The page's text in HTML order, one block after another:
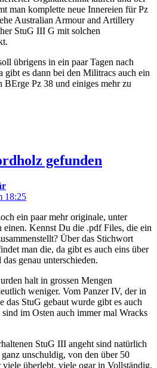
man komplette neue Innereien für Pz
Australian Armour and Artillery
StuG III G mit solchen
übrigens in ein paar Tagen nach
gibt es dann bei den Militracs auch ein
BErge Pz 38 und einiges mehr zu
gefunden
18:25
ein paar mehr originale, unter
einen. Kennst Du die .pdf Files, die ein
Über das Stichwort
man die, da gibt es auch eins über
genau unterschieden.
halt in grossen Mengen
weniger. Vom Panzer IV, der in
das StuG gebaut wurde gibt es auch
im Osten auch immer mal Wracks
StuG III angeht sind natürlich
unschuldig, von den über 50
viele überlebt, viele ogar in Vollständig,